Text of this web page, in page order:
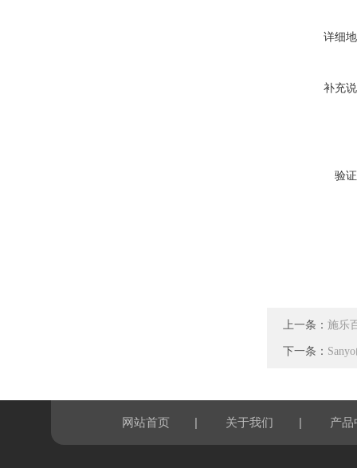
详细
补充
验
上一条： 施乐
下一条：
网站首页 | 关于我们 | 产品